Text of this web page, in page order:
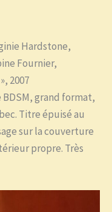
Hardstone,
Fournier,
2007
grand format,
Titre épuisé au
sur la couverture
propre. Très